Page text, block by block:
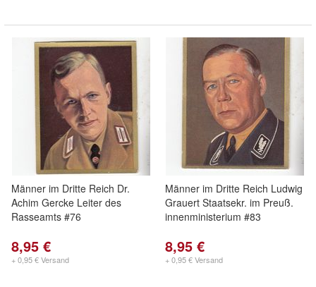
Männer im Dritte Reich Dr.
Achim Gercke Leiter des
Rasseamts #76
8,95 €
+ 0,95 € Versand
Männer im Dritte Reich Ludwig
Grauert Staatsekr. im Preuß.
innenministerium #83
8,95 €
+ 0,95 € Versand